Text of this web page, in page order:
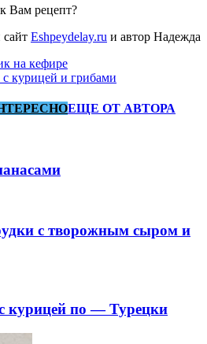
Вам рецепт?
Eshpeydelay.ru и автор Надежда
на кефире
курицей и грибами
ЕЩЕ ОТ АВТОРА
с творожным сыром и
курицей по — Турецки